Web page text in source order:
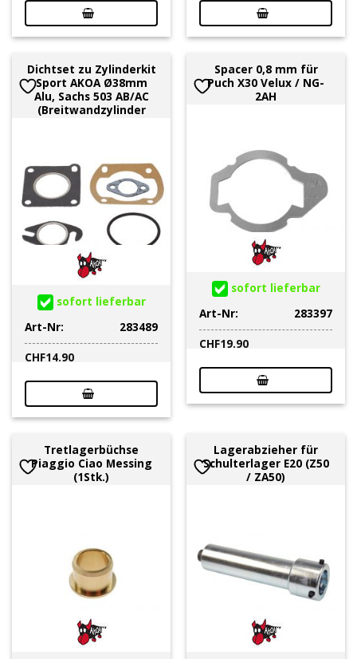
Dichtset zu Zylinderkit
Sport AKOA Ø38mm
Alu, Sachs 503 AB/AC
(Breitwandzylinder
sofort lieferbar
Art-Nr:
283489
CHF14.90
Spacer 0,8 mm für
Puch X30 Velux / NG-
2AH
sofort lieferbar
Art-Nr:
283397
CHF19.90
Tretlagerbüchse
Piaggio Ciao Messing
(1Stk.)
Lagerabzieher für
Schulterlager E20 (Z50
/ ZA50)